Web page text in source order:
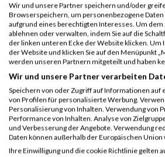
Woche 7:
1. 12km Dl l
2. 10x400m in 3:45/km (wenn möglich 3,
3. 10km Dl l
5. 22km Dl l ganz locker
Woche 8: (Reg)
1. 12km Dl l
2. 5-4-3-2km in 4:20/4:20/4:15/4:10, P
3. 5km Dl l
4. 12km Dl mit 7km in 4:30-4:35
Wir und unsere Partner speichern und/oder
Browserspeichern, um personenbezogene
aufgrund eines berechtigten Interesses. Um
ablehnen oder verwalten, indem Sie auf die
der linken unteren Ecke der Website klicken.
der Website und klicken Sie auf den Menüpunkt
werden unseren Partnern mitgeteilt und haben
Wir und unsere Partner verarbeiten
Speichern von oder Zugriff auf Informationen
von Profilen für personalisierte Werbung.
Personalisierung von Inhalten. Verwendung von
Performance von Inhalten. Analyse von
und Verbesserung der Angebote. Verwendung
Daten können außerhalb der Europäischen
Ihre Einwilligung und die cookie Richtlinie gelten